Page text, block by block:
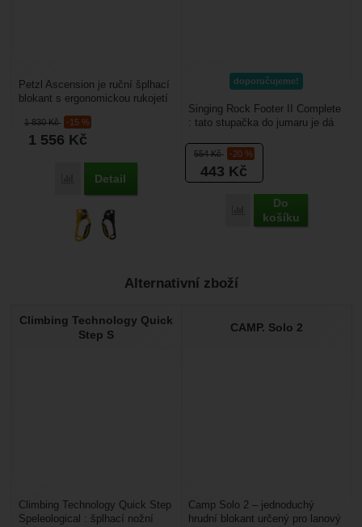
1 830Kč -15 %
1 556 Kč
Porovnat
Detail
Petzl Ascension je ruční šplhací
blokant s ergonomickou rukojetí
laně...
doporučujeme!
554Kč -20 %
443 Kč
Porovnat
Do
košíku
Singing Rock Footer II Complete
: tato stupačka do jumaru je dá
délku....
Alternativní zboží
Climbing Technology Quick
Step S
Climbing Technology Quick Step
Speleological : šplhací nožní
CAMP. Solo 2
Camp Solo 2 – jednoduchý
hrudní blokant určený pro lanový